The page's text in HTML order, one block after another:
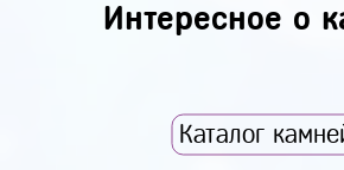
Интересное о
Каталог